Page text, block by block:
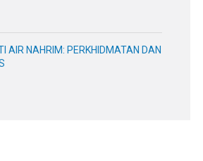
AIR NAHRIM: PERKHIDMATAN DAN